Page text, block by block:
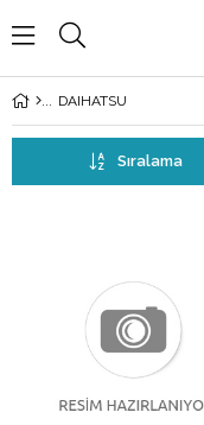
DAIHATSU
Sıralama